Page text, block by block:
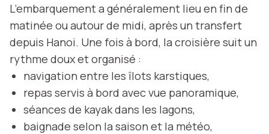
L’embarquement a généralement lieu en fin de
matinée ou autour de midi, après un transfert
depuis Hanoi. Une fois à bord, la croisière suit un
rythme doux et organisé :
navigation entre les îlots karstiques,
repas servis à bord avec vue panoramique,
séances de kayak dans les lagons,
baignade selon la saison et la météo,